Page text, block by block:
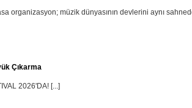
organizasyon; müzik dünyasının devlerini aynı
Çıkarma
2026'DA! [...]